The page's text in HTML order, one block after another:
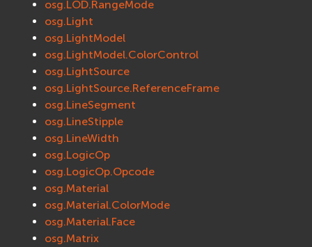
osg.LOD.RangeMode
osg.Light
osg.LightModel
osg.LightModel.ColorControl
osg.LightSource
osg.LightSource.ReferenceFrame
osg.LineSegment
osg.LineStipple
osg.LineWidth
osg.LogicOp
osg.LogicOp.Opcode
osg.Material
osg.Material.ColorMode
osg.Material.Face
osg.Matrix